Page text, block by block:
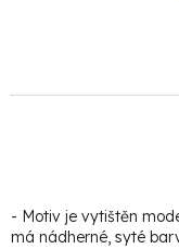
- Motiv je vytištěn
má nádherné, syté